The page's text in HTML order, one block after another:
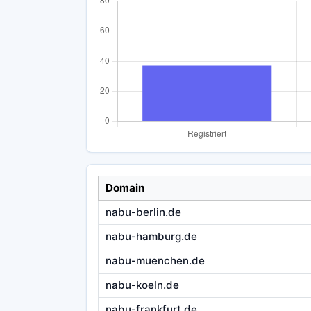
Domain
nabu-berlin.de
nabu-hamburg.de
nabu-muenchen.de
nabu-koeln.de